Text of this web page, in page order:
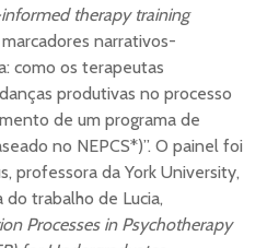
therapy training
narrativos-
como os terapeutas
produtivas no processo
de um programa de
no NEPCS*)”. O painel foi
professora da York University,
trabalho de Lucia,
Processes in Psychotherapy